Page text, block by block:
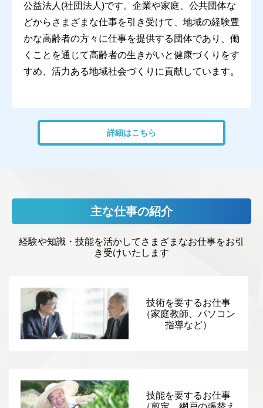
公益法人(社団法人)です。企業や家庭、公共団体な
どからさまざまな仕事を引き受けて、地域の経験豊
かな高齢者の方々に仕事を提供する団体であり、働
くことを通じて高齢者の生きがいと健康づくりをす
すめ、活力ある地域社会づくりに貢献しています。
詳細はこちら
主な仕事の紹介
経験や知識・技能を活かしてさまざまなお仕事をお引
き受けいたします
技術を要するお仕事
（家庭教師、パソコン
指導など）
技能を要するお仕事